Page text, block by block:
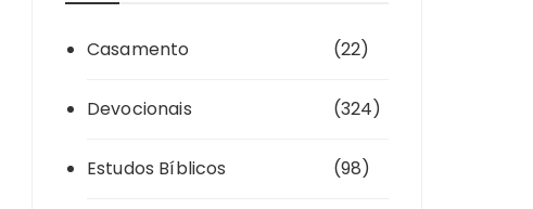
Casamento (22)
Devocionais (324)
Estudos Bíblicos (98)